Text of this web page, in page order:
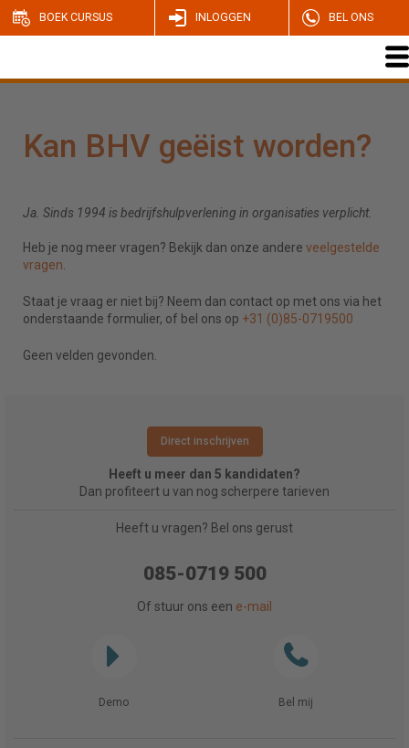
BOEK CURSUS INLOGGEN BEL ONS
Kan BHV geëist worden?
Ja. Sinds 1994 is bedrijfshulpverlening in organisaties verplicht.
Heb je nog meer vragen? Bekijk dan onze andere veelgestelde
vragen.
Staat je vraag er niet bij? Neem dan contact op met ons via het
onderstaande formulier, of bel ons op +31 (0)85-0719500
Geen velden gevonden.
Direct inschrijven
Heeft u meer dan 5 kandidaten?
Dan profiteert u van nog scherpere tarieven
Heeft u vragen? Bel ons gerust
085-0719 500
Of stuur ons een e-mail
Demo Bel mij